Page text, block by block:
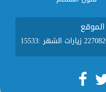
زيارات الشهر :15533